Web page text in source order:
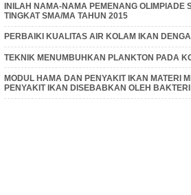
INILAH NAMA-NAMA PEMENANG OLIMPIADE
TINGKAT SMA/MA TAHUN 2015
PERBAIKI KUALITAS AIR KOLAM IKAN
TEKNIK MENUMBUHKAN PLANKTON PADA
MODUL HAMA DAN PENYAKIT IKAN MATERI
PENYAKIT IKAN DISEBABKAN OLEH BAKTERI